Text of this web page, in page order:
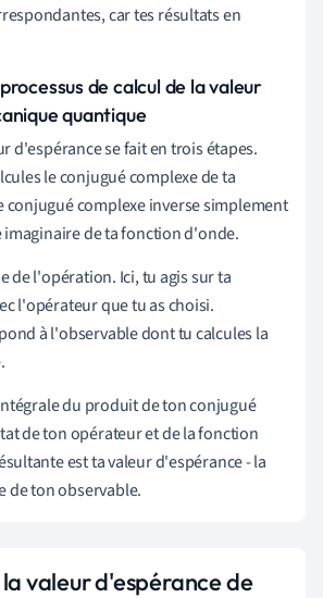
car tes résultats en
de calcul de la valeur
quantique
d'espérance se fait en trois étapes.
le conjugué complexe de ta
complexe inverse simplement
imaginaire de ta fonction d'onde.
de l'opération. Ici, tu agis sur ta
l'opérateur que tu as choisi.
à l'observable dont tu calcules la
du produit de ton conjugué
de ton opérateur et de la fonction
est ta valeur d'espérance - la
de ton observable.
valeur d'espérance de